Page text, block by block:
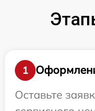
1
Оставьте